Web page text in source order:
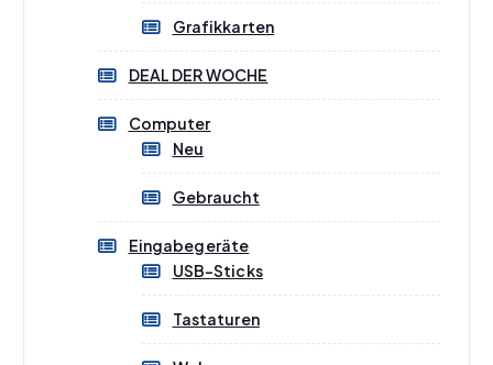
Grafikkarten
DEAL DER WOCHE
Computer
Neu
Gebraucht
Eingabegeräte
USB-Sticks
Tastaturen